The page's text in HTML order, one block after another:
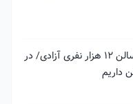
سالن ۱۸ هزار نفری به جای سالن ۱۲ هزار نفری آزادی/ در
داریم